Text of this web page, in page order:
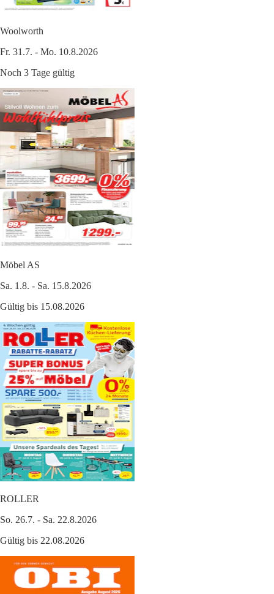
Woolworth
Fr. 31.7. - Mo. 10.8.2026
Noch 3 Tage gültig
Möbel AS
Sa. 1.8. - Sa. 15.8.2026
Gültig bis 15.08.2026
ROLLER
So. 26.7. - Sa. 22.8.2026
Gültig bis 22.08.2026